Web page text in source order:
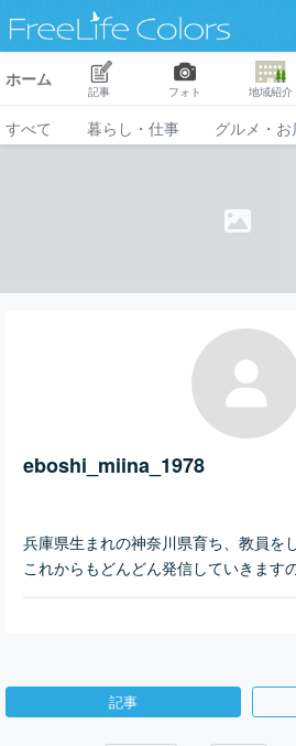
ホーム
記事 フォト 地域紹介
すべて 暮らし・仕事 グルメ・お
eboshi_miina_1978
兵庫県生まれの神奈川県育ち、教員を
これからもどんどん発信していきます
記事